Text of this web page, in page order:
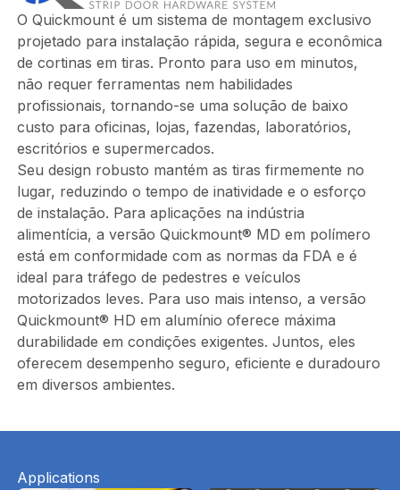
O Quickmount é um sistema de montagem exclusivo
projetado para instalação rápida, segura e econômica
de cortinas em tiras. Pronto para uso em minutos,
não requer ferramentas nem habilidades
profissionais, tornando-se uma solução de baixo
custo para oficinas, lojas, fazendas, laboratórios,
escritórios e supermercados.
Seu design robusto mantém as tiras firmemente no
lugar, reduzindo o tempo de inatividade e o esforço
de instalação. Para aplicações na indústria
alimentícia, a versão Quickmount® MD em polímero
está em conformidade com as normas da FDA e é
ideal para tráfego de pedestres e veículos
motorizados leves. Para uso mais intenso, a versão
Quickmount® HD em alumínio oferece máxima
durabilidade em condições exigentes. Juntos, eles
oferecem desempenho seguro, eficiente e duradouro
em diversos ambientes.
Applications